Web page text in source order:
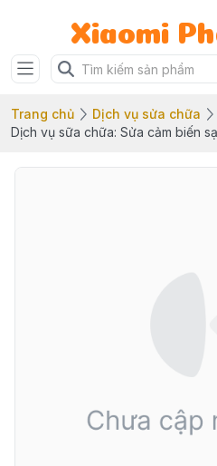
Xiaomi
Trang chủ
Dịch vụ sửa chữa
Dịch vụ sữa chữa: Sửa cảm biến